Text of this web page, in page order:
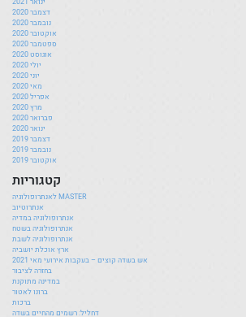
דצמבר 2020
נובמבר 2020
אוקטובר 2020
ספטמבר 2020
אוגוסט 2020
יולי 2020
יוני 2020
מאי 2020
אפריל 2020
מרץ 2020
פברואר 2020
ינואר 2020
דצמבר 2019
נובמבר 2019
אוקטובר 2019
קטגוריות
MASTER לאנתרופולוגיה
אנתרוטיוב
אנתרופולוגיה במדיה
אנתרופולוגיה בשטח
אנתרופולוגיה לשבת
ארץ אוכלת יושביה
אש בשדה קוצים – בעקבות אירועי מאי 2021
בחזרה לציבור
במדינה מתוקנת
ברונו לאטור
ברכות
דחליל: רשמים מהחיים בשדה